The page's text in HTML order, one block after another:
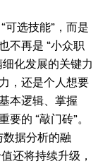
可选技能”，而是
不再是 “小众职
化发展的关键力
，还是个人想要
本逻辑、掌握
的 “敲门砖”。
据分析的融
还将持续升级，